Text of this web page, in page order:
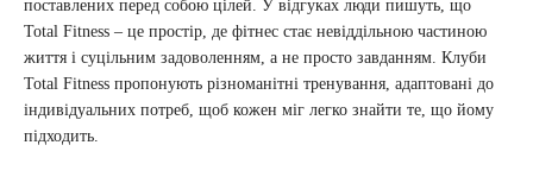
поставлених перед собою цілей. У відгуках люди пишуть, що
Total Fitness – це простір, де фітнес стає невіддільною частиною
життя і суцільним задоволенням, а не просто завданням. Клуби
Total Fitness пропонують різноманітні тренування, адаптовані до
індивідуальних потреб, щоб кожен міг легко знайти те, що йому
підходить.